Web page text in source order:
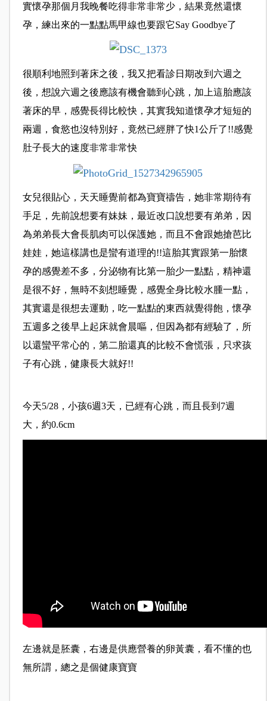
實懷孕那個月我晚餐吃得非常非常少， 結果竟然還懷
孕，練出來的一點點馬甲線也要跟它Say Goodbye了
很順利地照到著床之後，我又把看診日期改到六週之
後，想說六週之後應該有機會聽到心跳，加上這胎應該
著床的早，感覺長得比較快，其實我知道懷孕才短短的
兩週，食慾也沒特別好，竟然已經胖了快1公斤了!!感覺
肚子長大的速度非常非常快
女兒很貼心，天天睡覺前都為寶寶禱告，她非常期待有
手足，先前說想要有妹妹，最近改口說想要有弟弟，因
為弟弟長大會長肌肉可以保護她，而且不會跟她搶芭比
娃娃，她這樣講也是蠻有道理的!!這胎其實跟第一胎懷
孕的感覺差不多， 分泌物有比第一胎少一點點，精神還
是很不好，無時不刻想睡覺， 感覺全身比較水腫一點，
其實還是很想去運動，吃一點點的東西就覺得飽，懷孕
五週多之後早上起床就會晨嘔，但因為都有經驗了，所
以還蠻平常心的，第二胎還真的比較不會慌張，只求孩
子有心跳，健康長大就好!!
今天5/28，小孩6週3天，已經有心跳，而且長到7週
大，約0.6cm
左邊就是胚囊，右邊是供應營養的卵黃囊，看不懂的也
無所謂，總之是個健康寶寶